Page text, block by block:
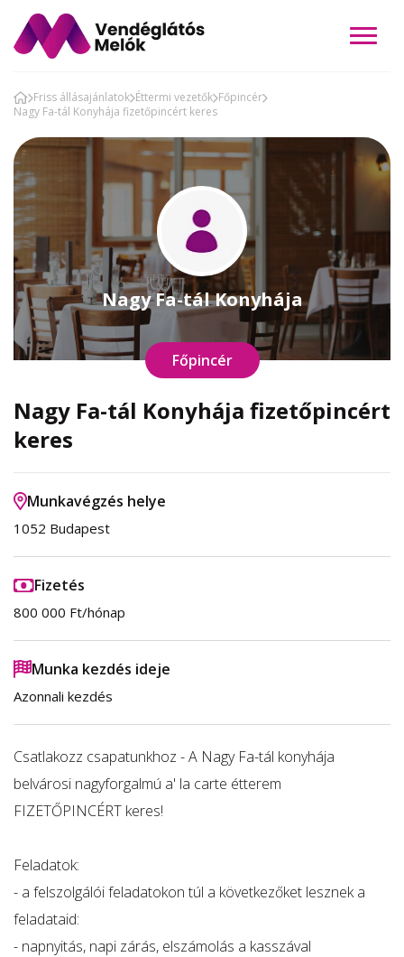
Friss állásajánlatok Éttermi vezetők Főpincér
Nagy Fa-tál Konyhája fizetőpincért keres
Nagy Fa-tál Konyhája
Főpincér
Nagy Fa-tál Konyhája fizetőpincért
keres
Munkavégzés helye
1052 Budapest
Fizetés
800 000 Ft/hónap
Munka kezdés ideje
Azonnali kezdés
Csatlakozz csapatunkhoz - A Nagy Fa-tál konyhája
belvárosi nagyforgalmú a' la carte étterem
FIZETŐPINCÉRT keres!
Feladatok:
- a felszolgálói feladatokon túl a következőket lesznek a
feladataid:
- napnyitás, napi zárás, elszámolás a kasszával